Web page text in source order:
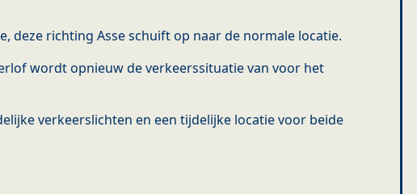
deze richting Asse schuift op naar de normale locatie.
wordt opnieuw de verkeerssituatie van voor het
verkeerslichten en een tijdelijke locatie voor beide